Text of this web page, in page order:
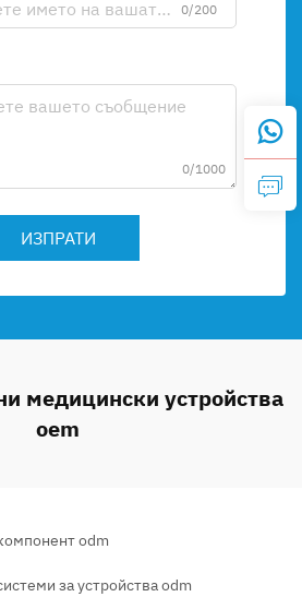
0/200
0/1000
ИЗПРАТИ
медицински устройства
oem
odm
за устройства odm